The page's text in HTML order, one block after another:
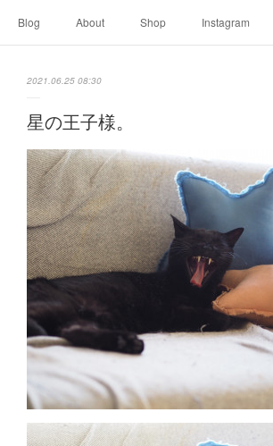
Blog About Shop Instagram
2021.06.25 08:30
星の王子様。